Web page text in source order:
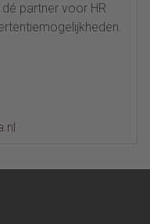
partner voor HR